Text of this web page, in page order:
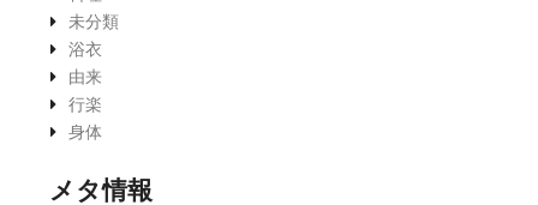
未分類
浴衣
由来
行楽
身体
メタ情報